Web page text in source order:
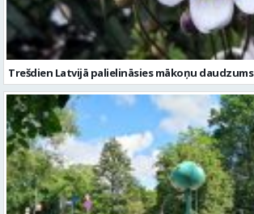
Trešdien Latvijā palielināsies mākoņu daudzums